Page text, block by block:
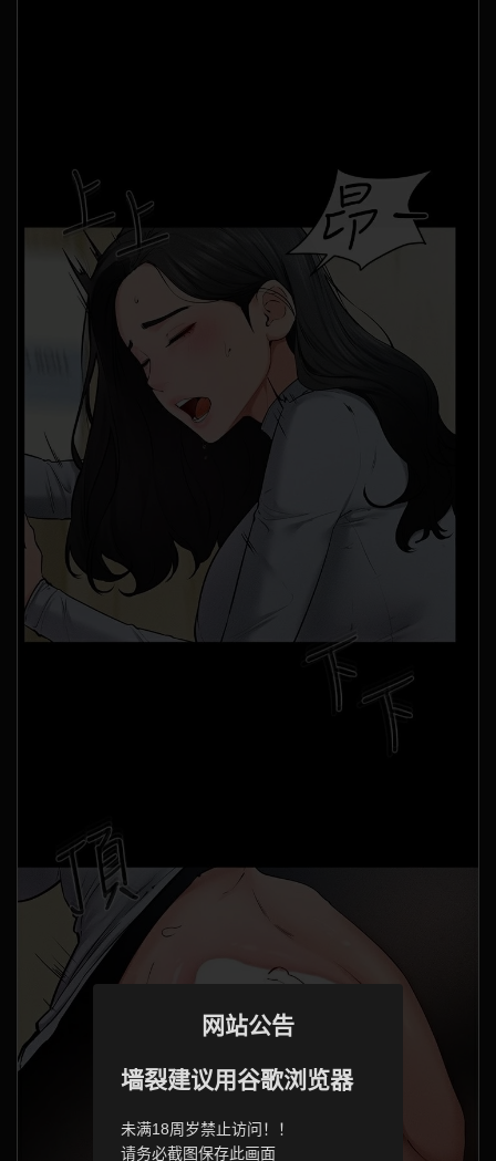
网站公告
墙裂建议用谷歌浏览器
未满18周岁禁止访问！！
请务必截图保存此画面